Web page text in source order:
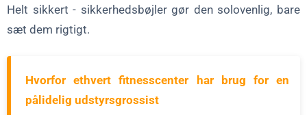
Helt sikkert - sikkerhedsbøjler gør den solovenlig, bare
sæt dem rigtigt.
Hvorfor ethvert fitnesscenter har brug for en
pålidelig udstyrsgrossist